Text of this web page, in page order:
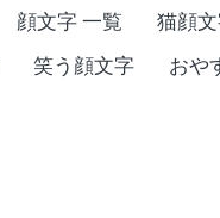
顔文字 一覧 猫顔
笑う顔文字 おや